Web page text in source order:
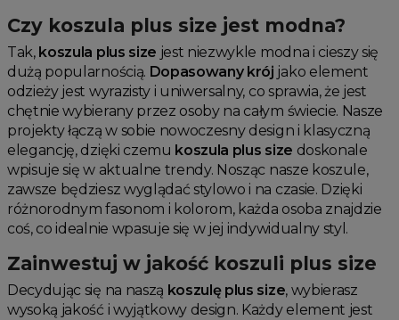
Czy koszula plus size jest modna?
Tak, koszula plus size jest niezwykle modna i cieszy się
dużą popularnością. Dopasowany krój jako element
odzieży jest wyrazisty i uniwersalny, co sprawia, że jest
chętnie wybierany przez osoby na całym świecie. Nasze
projekty łączą w sobie nowoczesny design i klasyczną
elegancję, dzięki czemu koszula plus size doskonale
wpisuje się w aktualne trendy. Nosząc nasze koszule,
zawsze będziesz wyglądać stylowo i na czasie. Dzięki
różnorodnym fasonom i kolorom, każda osoba znajdzie
coś, co idealnie wpasuje się w jej indywidualny styl.
Zainwestuj w jakość koszuli plus size
Decydując się na naszą koszulę plus size, wybierasz
wysoką jakość i wyjątkowy design. Każdy element jest